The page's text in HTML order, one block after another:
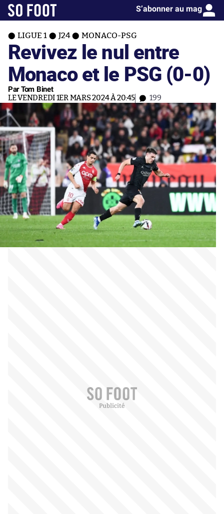
S’abonner au mag
LIGUE 1 J24 MONACO-PSG
Revivez le nul entre
Monaco et le PSG (0-0)
Par Tom Binet
LE VENDREDI 1ER MARS 2024 À 20:45 199